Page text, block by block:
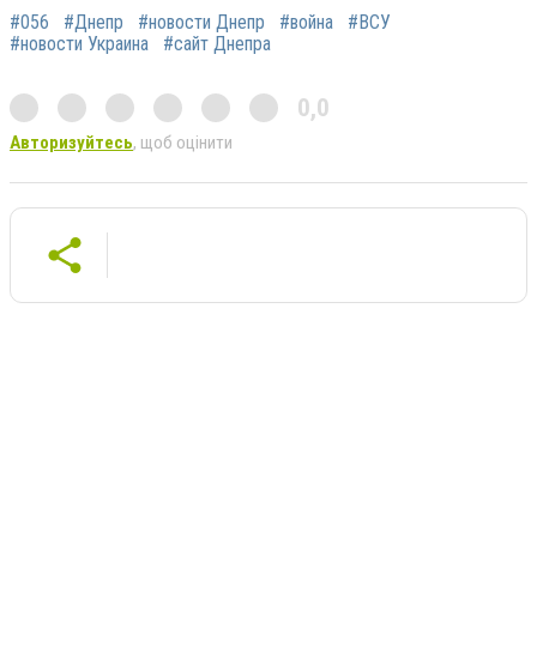
#056 #Днепр #новости Днепр #война
#ВСУ
#новости Украина
#сайт Днепра
0,0
Авторизуйтесь, щоб оцінити